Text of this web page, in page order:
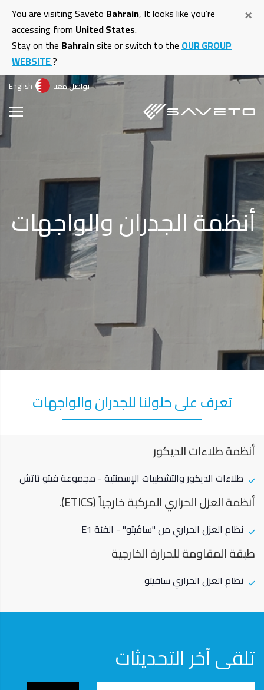
You are visiting Saveto Bahrain, It looks like you’re
accessing from United States.
Stay on the Bahrainsite or switch to theOUR GROUP
WEBSITE?
×
تواصل معنا English
أنظمة الجدران والواجهات
تعرف على حلولنا للجدران والواجهات
أنظمة طلاءات الديكور
طلاءات الديكور والتشطيبات الإسمنتية - مجموعة فيتو تاتش
أنظمة العزل الحراري المركبة خارجياً (ETICS).
نظام العزل الحراري من "ساڤيتو" - الفئة E1
طبقة المقاومة للحرارة الخارجية
نظام العزل الحراري سافيتو
تلقى آخر التحديثات